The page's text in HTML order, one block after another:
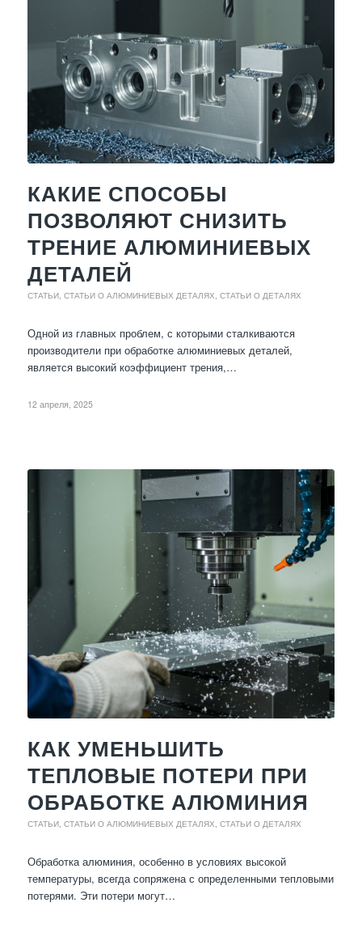
КАКИЕ СПОСОБЫ
ПОЗВОЛЯЮТ СНИЗИТЬ
ТРЕНИЕ АЛЮМИНИЕВЫХ
ДЕТАЛЕЙ
СТАТЬИ, СТАТЬИ О АЛЮМИНИЕВЫХ ДЕТАЛЯХ СТАТЬИ О ДЕТАЛЯХ
Одной из главных проблем, с которыми сталкиваются
производители при обработке алюминиевых деталей,
является высокий коэффициент трения,…
12 апреля, 2025
КАК УМЕНЬШИТЬ
ТЕПЛОВЫЕ ПОТЕРИ ПРИ
ОБРАБОТКЕ АЛЮМИНИЯ
СТАТЬИ, СТАТЬИ О АЛЮМИНИЕВЫХ ДЕТАЛЯХ СТАТЬИ О ДЕТАЛЯХ
Обработка алюминия, особенно в условиях высокой
температуры, всегда сопряжена с определенными тепловыми
потерями. Эти потери могут…